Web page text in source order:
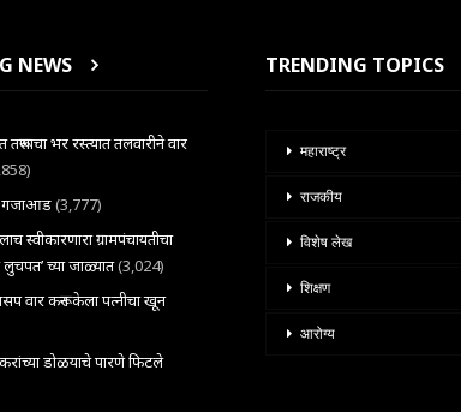
NEWS
भर रस्त्यात तलवारीने वार
गजाआड(3,777)
स्वीकारणारा ग्रामपंचायतीचा
लुचपत’ च्या जाळ्यात(3,024)
वार करून केला पत्नीचा खून
डोळयाचे पारणे फिटले
TRENDING TOPICS
महाराष्ट्र
राजकीय
विशेष लेख
शिक्षण
आरोग्य